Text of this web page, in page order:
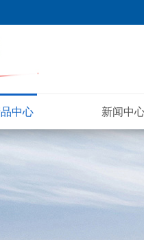
中心 新闻中